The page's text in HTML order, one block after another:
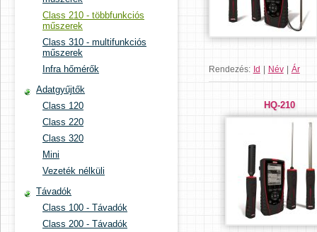
Class 210 - többfunkciós
műszerek
Class 310 - multifunkciós
műszerek
Infra hőmérők
Adatgyűjtők
Class 120
Class 220
Class 320
Mini
Vezeték nélküli
Távadók
Class 100 - Távadók
Class 200 - Távadók
Rendezés: Id Név Ár
HQ-210